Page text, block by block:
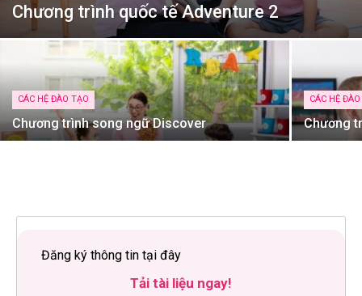
Chương trình quốc tế Adventure 2
CÁC HỆ ĐÀO TẠO
Chương trình song ngữ Discover
CÁC HỆ
Chương
Đăng ký thông tin tại đây
Tải tài liệu ngay!